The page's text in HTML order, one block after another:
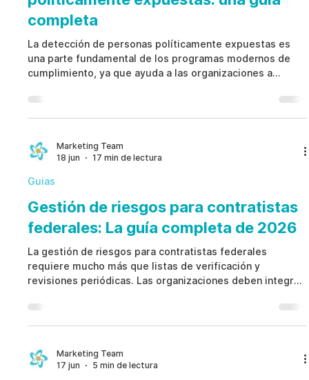
completa
La detección de personas políticamente expuestas es
una parte fundamental de los programas modernos de
cumplimiento, ya que ayuda a las organizaciones a
antes de que se conviertan en problemas regulatorios o
reputacionales. Un enfoque basado en riesgos mejora la
positivos, fortalece la debida diligencia y genera
documentación sólida para respaldar decisiones de
Marketing Team
18 jun
17 min de lectura
Guias
Gestión de riesgos para contratistas
federales: La guía completa de 2026
La gestión de riesgos para contratistas federales
requiere mucho más que listas de verificación y
revisiones periódicas. Las organizaciones deben integrar
proveedores, conducta laboral y obligaciones
contractuales dentro de un marco de gobernanza
responsabilidad, la auditabilidad y la resiliencia
operativa, ayudando a proteger contratos y fortalecer la
Marketing Team
17 jun
5 min de lectura